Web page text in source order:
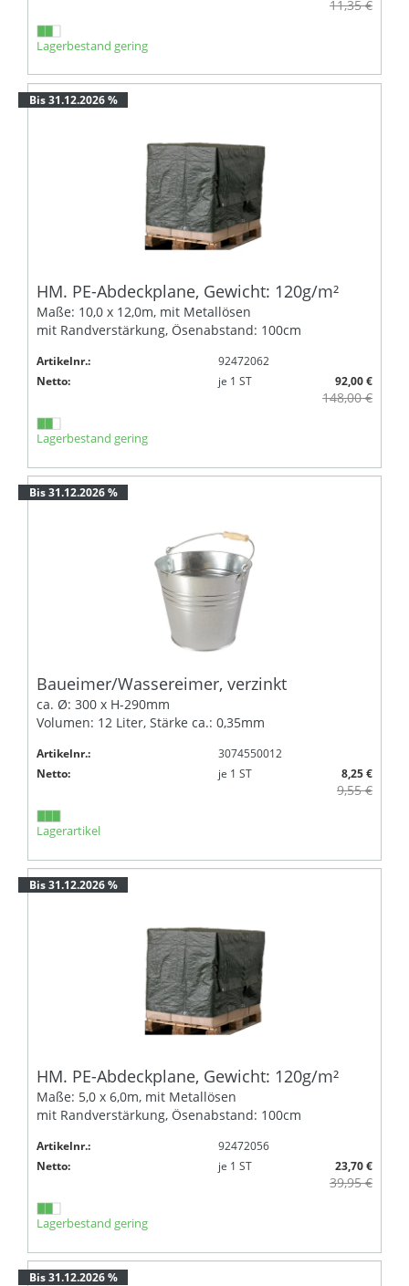
11,35 €
Lagerbestand gering
Bis 31.12.2026 %
HM. PE-Abdeckplane, Gewicht: 120g/m²
Maße: 10,0 x 12,0m, mit Metallösen
mit Randverstärkung, Ösenabstand: 100cm
Artikelnr.:
92472062
Netto:
je 1 ST 92,00 €
148,00 €
Lagerbestand gering
Bis 31.12.2026 %
Baueimer/Wassereimer, verzinkt
ca. Ø: 300 x H-290mm
Volumen: 12 Liter, Stärke ca.: 0,35mm
Artikelnr.:
3074550012
Netto:
je 1 ST 8,25 €
9,55 €
Lagerartikel
Bis 31.12.2026 %
HM. PE-Abdeckplane, Gewicht: 120g/m²
Maße: 5,0 x 6,0m, mit Metallösen
mit Randverstärkung, Ösenabstand: 100cm
Artikelnr.:
92472056
Netto:
je 1 ST 23,70 €
39,95 €
Lagerbestand gering
Bis 31.12.2026 %